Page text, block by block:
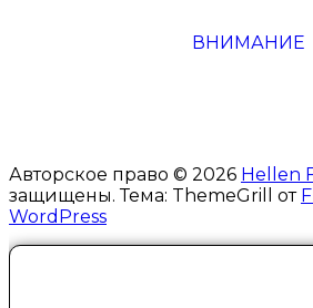
ВНИМАНИЕ
Авторское право © 2026 Hellen
защищены. Тема: ThemeGrill от
WordPress